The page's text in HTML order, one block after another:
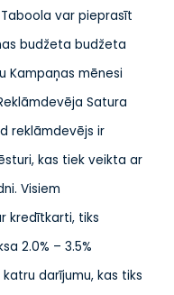
var pieprasīt
budžeta budžeta
Kampaņas mēnesi
Satura
reklāmdevējs ir
kas tiek veikta ar
Visiem
kredītkarti, tiks
2.0% – 3.5%
darījumu, kas tiks